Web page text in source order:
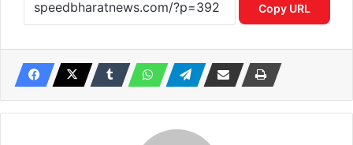
Copy URL